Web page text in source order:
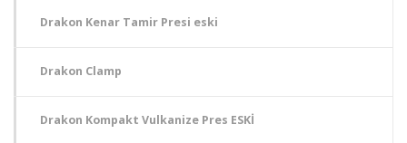
Drakon Kenar Tamir Presi eski
Drakon Clamp
Drakon Kompakt Vulkanize Pres ESKİ